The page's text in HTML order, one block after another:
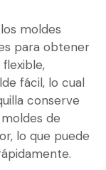
moldes
para obtener
fácil, lo cual
conserve
de
lo que puede